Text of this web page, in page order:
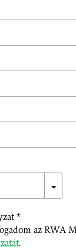
*
az RWA
.